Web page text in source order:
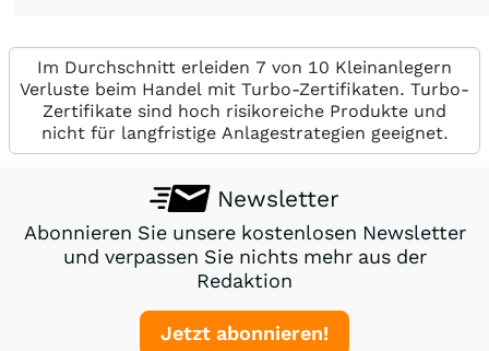
Im Durchschnitt erleiden 7 von 10 Kleinanlegern
Verluste beim Handel mit Turbo-Zertifikaten. Turbo-
Zertifikate sind hoch risikoreiche Produkte und
nicht für langfristige Anlagestrategien geeignet.
Newsletter
Abonnieren Sie unsere kostenlosen Newsletter
und verpassen Sie nichts mehr aus der
Redaktion
Jetzt abonnieren!